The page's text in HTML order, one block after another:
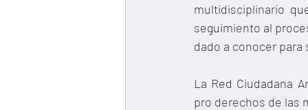
multidisciplinario
seguimiento al
dado a conocer
La Red Ciudadana
pro derechos de las